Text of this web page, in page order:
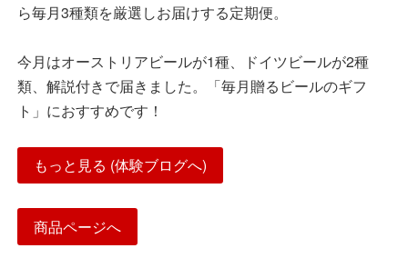
ら毎月3種類を厳選しお届けする定期便。
今月はオーストリアビールが1種、ドイツビールが2種
類、解説付きで届きました。「毎月贈るビールのギフ
ト」におすすめです！
もっと見る (体験ブログへ)
商品ページへ